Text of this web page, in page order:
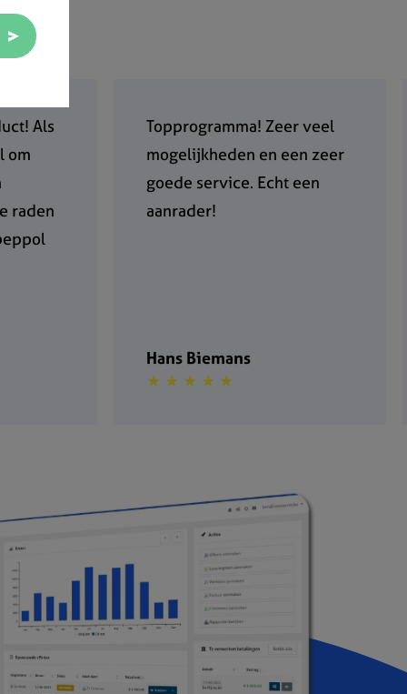
Als
om
raden
Topprogramma! Zeer veel
mogelijkheden en een zeer
goede service. Echt een
aanrader!
Hans Biemans
★ ★ ★ ★ ★